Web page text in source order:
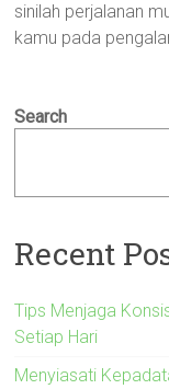
sinilah perjalanan
kamu pada
Search
Recent
Tips Menjaga
Setiap Hari
Menyiasati